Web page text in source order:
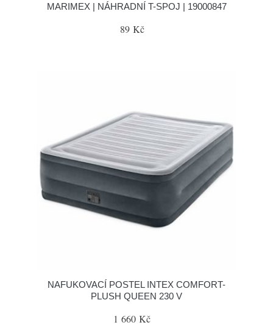
MARIMEX | NÁHRADNÍ T-SPOJ | 19000847
89 Kč
NAFUKOVACÍ POSTEL INTEX COMFORT-
PLUSH QUEEN 230 V
1 660 Kč